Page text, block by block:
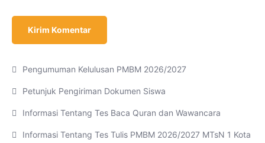
Pengumuman Kelulusan PMBM 2026/2027
Petunjuk Pengiriman Dokumen Siswa
Informasi Tentang Tes Baca Quran dan Wawancara
Informasi Tentang Tes Tulis PMBM 2026/2027 MTsN 1 Kota